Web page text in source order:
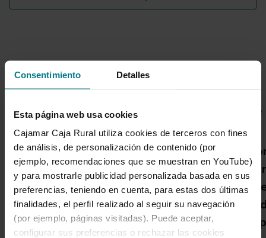
Consentimiento Detalles
Esta página web usa cookies
Cajamar Caja Rural utiliza cookies de terceros con fines
de análisis, de personalización de contenido (por
ejemplo, recomendaciones que se muestran en YouTube)
y para mostrarle publicidad personalizada basada en sus
preferencias, teniendo en cuenta, para estas dos últimas
finalidades, el perfil realizado al seguir su navegación
(por ejemplo, páginas visitadas). Puede aceptar,
configurar sus preferencias o rechazar las cookies
Noticias destacadas
Grupo Cajamar gana 193
millones, un 8,5 % más, en
el primer semestre por el
crecimiento de la
actividad comercial
Una
Cajamar
habrá más
alta
capacidad de